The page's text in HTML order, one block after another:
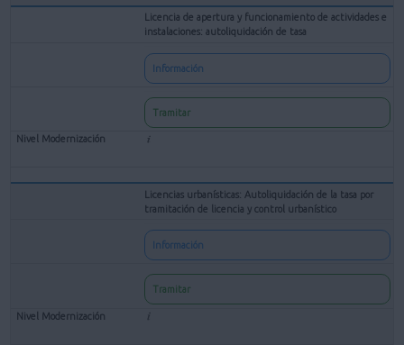
Licencia de apertura y funcionamiento de actividades e
instalaciones: autoliquidación de tasa
Información
Tramitar
Licencias urbanísticas: Autoliquidación de la tasa por
tramitación de licencia y control urbanístico
Información
Tramitar